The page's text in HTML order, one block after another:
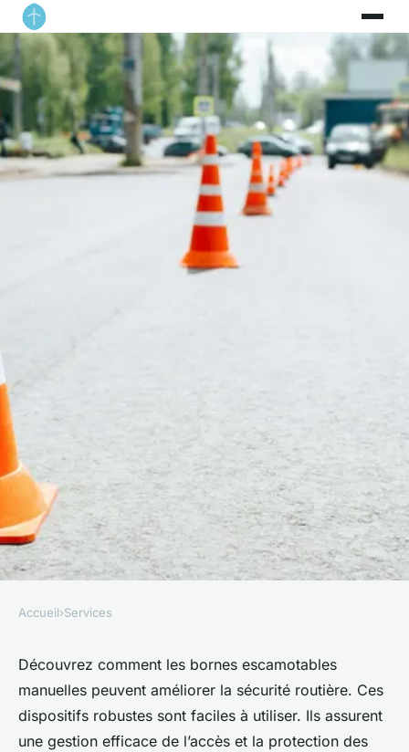
Les avantages des bornes
escamotables manuelles pour
la sécurité routière
Accueil›Services
Découvrez comment les bornes escamotables
manuelles peuvent améliorer la sécurité routière. Ces
dispositifs robustes sont faciles à utiliser. Ils assurent
une gestion efficace de l’accès et la protection des